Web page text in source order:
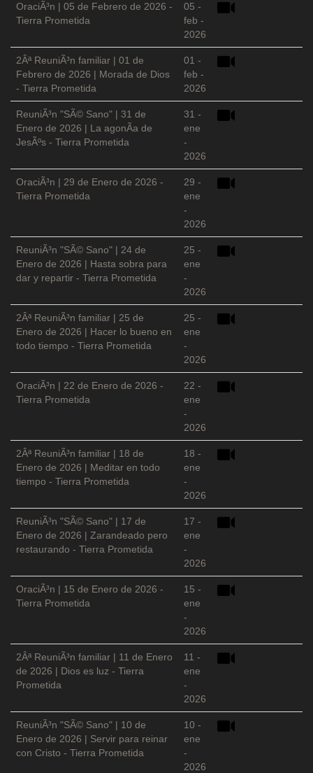
OraciÃ³n | 05 de Febrero de 2026 -
Tierra Prometida
05 -
feb -
2026
2Âª ReuniÃ³n familiar | 01 de
Febrero de 2026 | Morada de Dios
- Tierra Prometida
01 -
feb -
2026
ReuniÃ³n "SÃ© Sano" | 31 de
Enero de 2026 | La agonÃ­a de
JesÃºs - Tierra Prometida
31 -
ene
-
2026
OraciÃ³n | 29 de Enero de 2026 -
Tierra Prometida
29 -
ene
-
2026
ReuniÃ³n "SÃ© Sano" | 24 de
Enero de 2026 | Hasta sobra para
dar y repartir - Tierra Prometida
25 -
ene
-
2026
2Âª ReuniÃ³n familiar | 25 de
Enero de 2026 | Hacer lo bueno en
todo tiempo - Tierra Prometida
25 -
ene
-
2026
OraciÃ³n | 22 de Enero de 2026 -
Tierra Prometida
22 -
ene
-
2026
2Âª ReuniÃ³n familiar | 18 de
Enero de 2026 | Meditar en todo
tiempo - Tierra Prometida
18 -
ene
-
2026
ReuniÃ³n "SÃ© Sano" | 17 de
Enero de 2026 | Zarandeado pero
restaurando - Tierra Prometida
17 -
ene
-
2026
OraciÃ³n | 15 de Enero de 2026 -
Tierra Prometida
15 -
ene
-
2026
2Âª ReuniÃ³n familiar | 11 de Enero
de 2026 | Dios es luz - Tierra
Prometida
11 -
ene
-
2026
ReuniÃ³n "SÃ© Sano" | 10 de
Enero de 2026 | Servir para reinar
con Cristo - Tierra Prometida
10 -
ene
-
2026